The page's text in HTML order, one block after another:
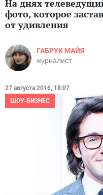
На днях
фото, которое
от удивления
ГАБРУК МАЙЯ
журналист
27 августа 2016, 18:07
ШОУ-БИЗНЕС